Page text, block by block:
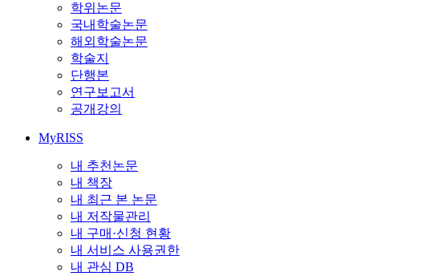
학위논문
국내학술논문
해외학술논문
학술지
단행본
연구보고서
공개강의
MyRISS
내 추천논문
내 책장
내 최근 본 논문
내 저작물관리
내 구매·신청 현황
내 서비스 사용권한
내 관심 DB